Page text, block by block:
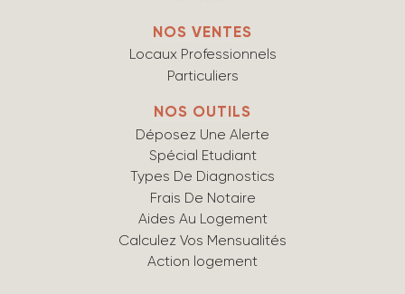
NOS VENTES
Locaux Professionnels
Particuliers
NOS OUTILS
Déposez Une Alerte
Spécial Etudiant
Types De Diagnostics
Frais De Notaire
Aides Au Logement
Calculez Vos Mensualités
Action logement